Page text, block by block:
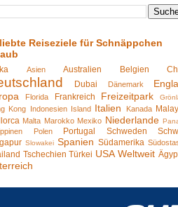
Reiseziele für Schnäppchen
Asien Australien Belgien
Dubai Dänemark
Florida Frankreich Freizeitpark
Kong Indonesien Island Italien Kanada
Malta Marokko Mexiko Niederlande
Polen Portugal Schweden
Slowakei Spanien Südamerika
Tschechien Türkei USA Weltweit